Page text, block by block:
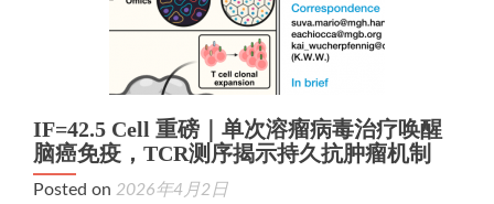
IF=42.5 Cell 重磅｜单次溶瘤病毒治疗唤醒
脑癌免疫，TCR测序揭示持久抗肿瘤机制
Posted on 2026年4月2日